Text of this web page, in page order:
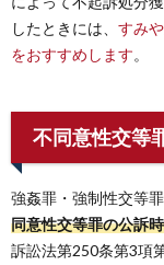
したときには、 すみ
をおすすめします。
不同意性交等
強姦罪・強制性交等
同意性交等罪の公訴
訴訟法第250条第3項